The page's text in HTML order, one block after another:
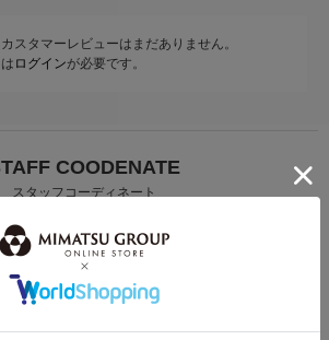
スタマーレビューはまだありません。
ログインが必要です。
COODENATE
スタッフコーディネート